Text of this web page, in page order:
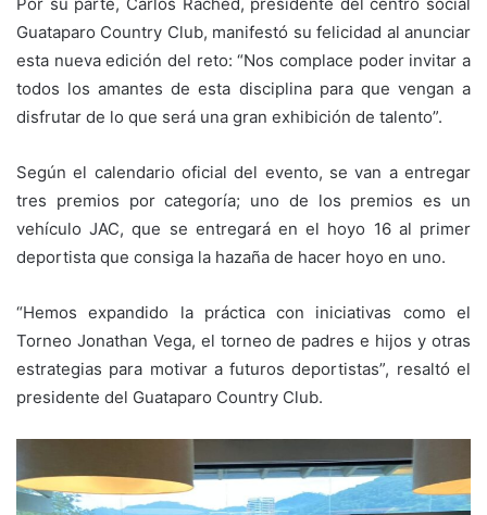
Guataparo Country Club, manifestó su felicidad al anunciar
esta nueva edición del reto: “Nos complace poder invitar a
todos los amantes de esta disciplina para que vengan a
disfrutar de lo que será una gran exhibición de talento”.
Según el calendario oficial del evento, se van a entregar
tres premios por categoría; uno de los premios es un
vehículo JAC, que se entregará en el hoyo 16 al primer
deportista que consiga la hazaña de hacer hoyo en uno.
“Hemos expandido la práctica con iniciativas como el
Torneo Jonathan Vega, el torneo de padres e hijos y otras
estrategias para motivar a futuros deportistas”, resaltó el
presidente del Guataparo Country Club.